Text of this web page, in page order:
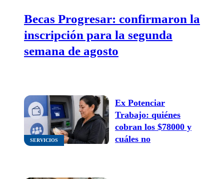
Becas Progresar: confirmaron la
inscripción para la segunda
semana de agosto
SERVICIOS
Ex Potenciar
Trabajo: quiénes
cobran los $78000 y
cuáles no